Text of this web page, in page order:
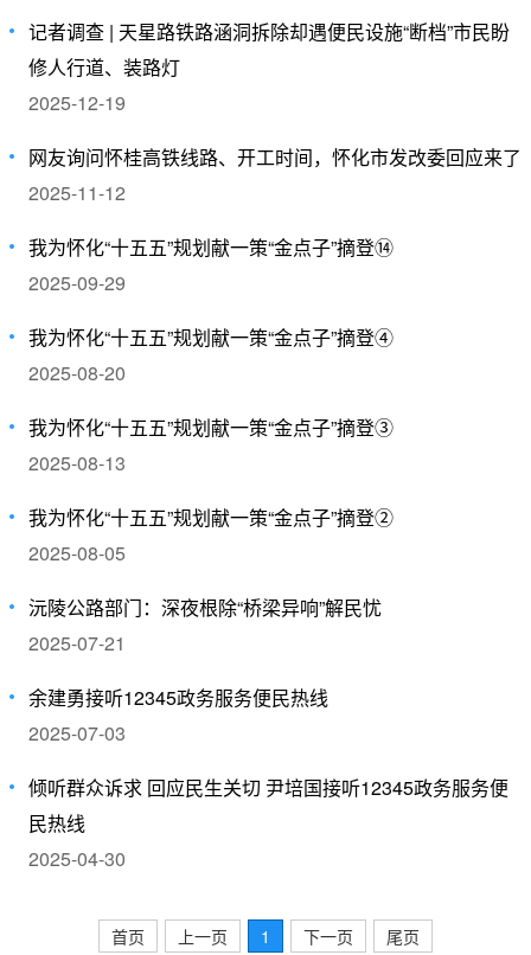
记者调查 | 天星路铁路涵洞拆除却遇便民设施“断档”市民盼
修人行道、装路灯
2025-12-19
网友询问怀桂高铁线路、开工时间，怀化市发改委回应来了
2025-11-12
我为怀化“十五五”规划献一策“金点子”摘登⑭
2025-09-29
我为怀化“十五五”规划献一策“金点子”摘登④
2025-08-20
我为怀化“十五五”规划献一策“金点子”摘登③
2025-08-13
​我为怀化“十五五”规划献一策“金点子”摘登②
2025-08-05
沅陵公路部门：深夜根除“桥梁异响”解民忧
2025-07-21
余建勇接听12345政务服务便民热线
2025-07-03
倾听群众诉求 回应民生关切 尹培国接听12345政务服务便
民热线
2025-04-30
首页 上一页 1 下一页 尾页